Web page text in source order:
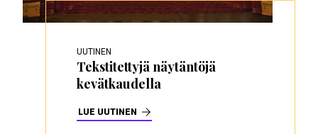
UUTINEN
Tekstitettyjä näytäntöjä
kevätkaudella
LUE UUTINEN